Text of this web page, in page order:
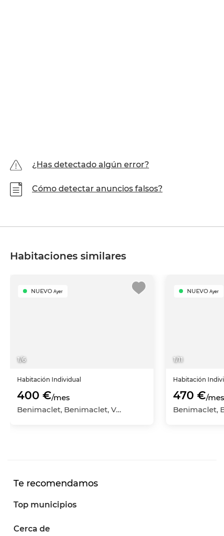
¿Has detectado algún error?
Cómo detectar anuncios falsos?
Habitaciones similares
1/6
NUEVO Ayer
Habitación Individual
400 €/mes
Benimaclet, Benimaclet, València Capital, València
1/11
NUEVO Ayer
Habitación
470 €/mes
Te recomendamos
Top municipios
Cerca de